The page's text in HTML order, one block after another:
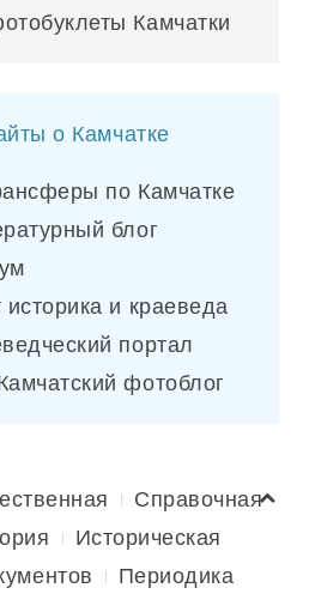
Камчатки
о Камчатке
по Камчатке
блог
и краеведа
портал
фотоблог
Справочная
Историческая
Периодика